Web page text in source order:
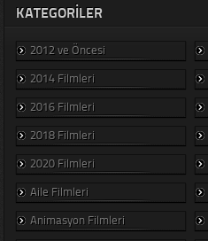
KATEGORILER
2012 ve Öncesi
2014 Filmleri
2016 Filmleri
2018 Filmleri
2020 Filmleri
Aile Filmleri
Animasyon Filmleri